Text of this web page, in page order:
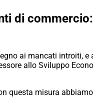
di
ai mancati introiti,
allo Sviluppo
questa misura